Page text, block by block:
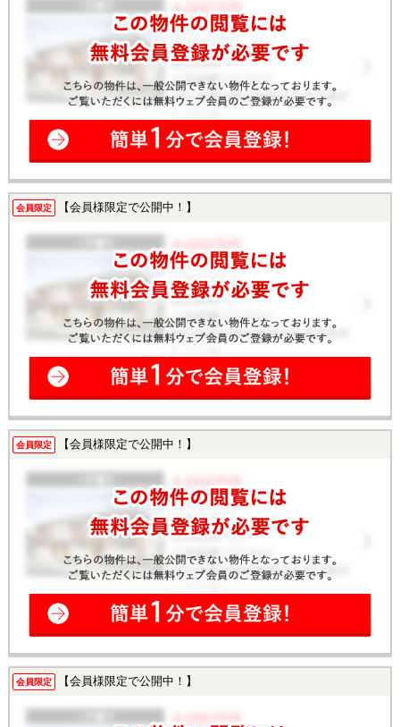
会員限定 【会員様限定で公開中！】
会員限定 【会員様限定で公開中！】
会員限定 【会員様限定で公開中！】